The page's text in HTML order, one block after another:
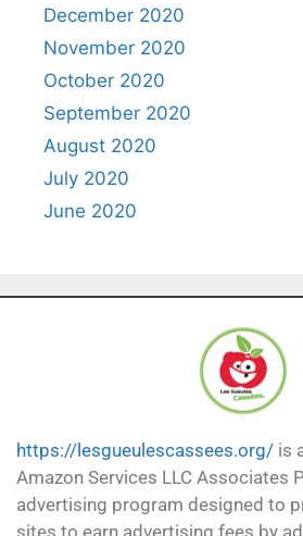
December 2020
November 2020
October 2020
September 2020
August 2020
July 2020
June 2020
https://lesgueulescassees.org/ is
Amazon Services LLC Associates
advertising program designed to
sites to earn advertising fees by